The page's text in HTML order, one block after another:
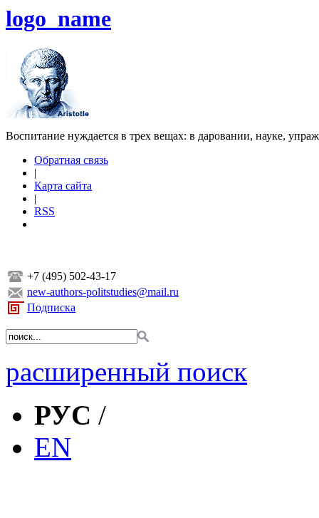
logo_name
Воспитание нуждается в трех вещах: в даровании, науке,
Обратная связь
|
Карта сайта
|
RSS
+7 (495) 502-43-17
new-authors-politstudies@mail.ru
Подписка
расширенный поиск
РУС /
EN